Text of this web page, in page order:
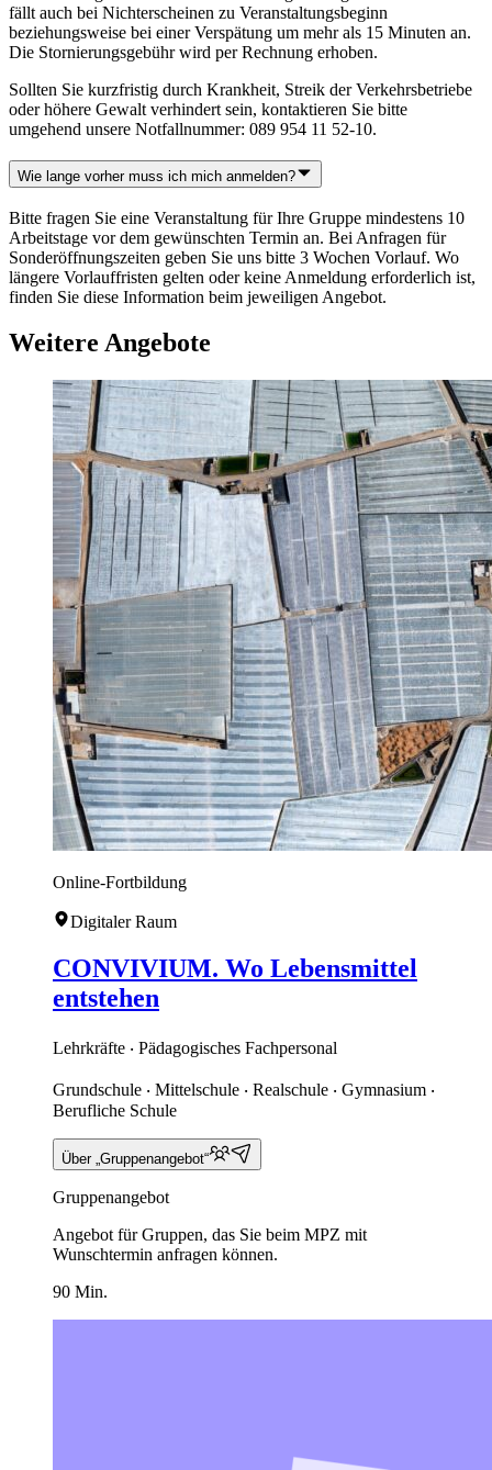
fällt auch bei Nichterscheinen zu Veranstaltungsbeginn
beziehungsweise bei einer Verspätung um mehr als 15 Minuten an.
Die Stornierungsgebühr wird per Rechnung erhoben.
Sollten Sie kurzfristig durch Krankheit, Streik der Verkehrsbetriebe
oder höhere Gewalt verhindert sein, kontaktieren Sie bitte
umgehend unsere Notfallnummer: 089 954 11 52-10.
Wie lange vorher muss ich mich anmelden?
Bitte fragen Sie eine Veranstaltung für Ihre Gruppe mindestens 10
Arbeitstage vor dem gewünschten Termin an. Bei Anfragen für
Sonderöffnungszeiten geben Sie uns bitte 3 Wochen Vorlauf. Wo
längere Vorlauffristen gelten oder keine Anmeldung erforderlich ist,
finden Sie diese Information beim jeweiligen Angebot.
Weitere Angebote
Online-Fortbildung
Digitaler Raum
CONVIVIUM. Wo Lebensmittel
entstehen
Lehrkräfte ‧ Pädagogisches Fachpersonal
Grundschule ‧ Mittelschule ‧ Realschule ‧ Gymnasium ‧
Berufliche Schule
Über „Gruppenangebot“
Gruppenangebot
Angebot für Gruppen, das Sie beim MPZ mit
Wunschtermin anfragen können.
90 Min.